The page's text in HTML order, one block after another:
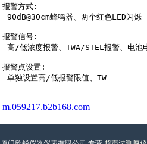
报警方式:
90dB@30cm蜂鸣器、两个红色LED闪烁
报警信号:
高/低浓度报警、TWA/STEL报警、电池电量不足报警、传感器故障报警
报警点设置:
单独设置高/低报警限值、TW
m.059217.b2b168.com